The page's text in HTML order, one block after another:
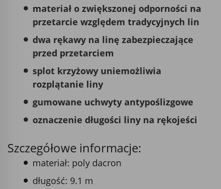
materiał o zwiększonej odporności na
przetarcie względem tradycyjnych lin
dwa rękawy na linę zabezpieczające
przed przetarciem
splot krzyżowy uniemożliwia
rozplątanie liny
gumowane uchwyty antypoślizgowe
oznaczenie długości liny na rękojeści
Szczegółowe informacje:
materiał: poly dacron
długość: 9.1 m